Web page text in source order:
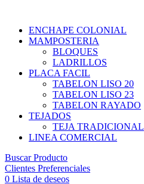
ENCHAPE COLONIAL
MAMPOSTERIA
BLOQUES
LADRILLOS
PLACA FACIL
TABELON LISO 20
TABELON LISO 23
TABELON RAYADO
TEJADOS
TEJA TRADICIONAL
LINEA COMERCIAL
Buscar Producto
Clientes Preferenciales
0 Lista de deseos